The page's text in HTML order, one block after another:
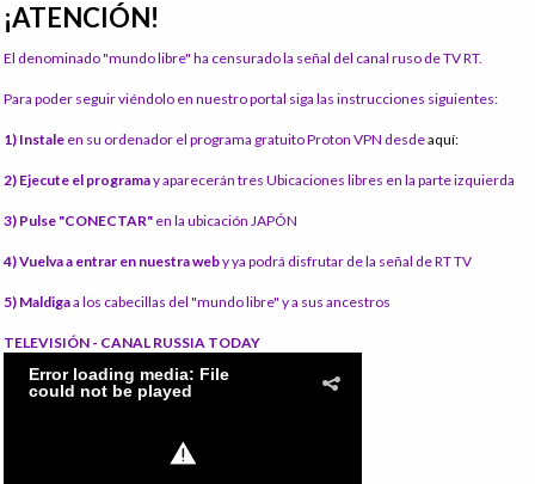
¡ATENCIÓN!
El denominado "mundo libre" ha censurado la señal del canal ruso de TV RT.
Para poder seguir viéndolo en nuestro portal siga las instrucciones siguientes:
1) Instale en su ordenador el programa gratuito Proton VPN desdeaquí:
2) Ejecute el programay aparecerán tres Ubicaciones libres en la parte izquierda
3) Pulse "CONECTAR" en la ubicación JAPÓN
4) Vuelva a entrar en nuestra weby ya podrá disfrutar de la señal de RT TV
5) Maldigaa los cabecillas del "mundo libre" y a sus ancestros
TELEVISIÓN - CANAL RUSSIA TODAY